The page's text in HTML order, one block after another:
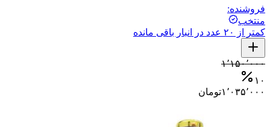
فروشنده:
منتخب
کمتر از ۲۰ عدد در انبار باقی مانده
۱٬۱۵۰٬۰۰۰
۱۰
۱٬۰۳۵٬۰۰۰تومان